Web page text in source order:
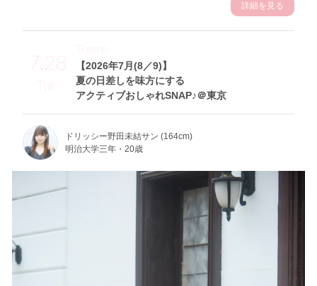
詳細を見る
7.28
Tue
【2026年7月(8／9)】
夏の日差しを味方にする
アクティブおしゃれSNAP♪＠東京
Theme
ドリッシー野田未結サン (164cm)
明治大学三年・20歳